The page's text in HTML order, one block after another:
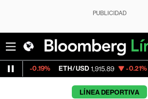
PUBLICIDAD
ETH/USD 1,915.89 -0.21% Visa 362.50
LÍNEA DEPORTIVA